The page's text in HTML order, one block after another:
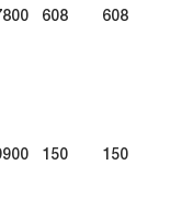
608 608
150 150